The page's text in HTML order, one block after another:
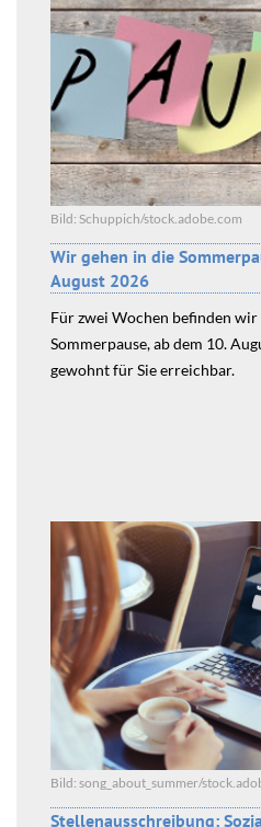
Bild: Schuppich/stock.adobe.com
Wir gehen in die
August 2026
Für zwei Wochen befinden wir
Sommerpause, ab dem 10.
gewohnt für Sie erreichbar.
Bild: song_about_summer/
Stellenausschreibung: